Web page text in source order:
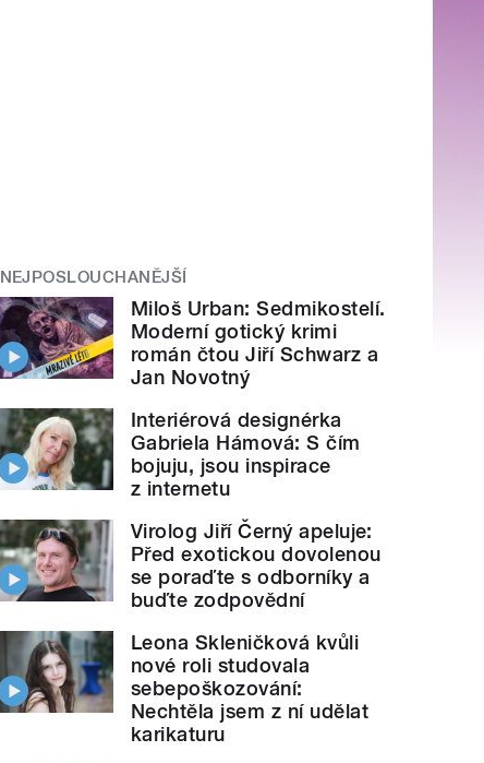
NEJPOSLOUCHANĚJŠÍ
Miloš Urban: Sedmikostelí.
Moderní gotický krimi
román čtou Jiří Schwarz a
Jan Novotný
Interiérová designérka
Gabriela Hámová: S čím
bojuju, jsou inspirace
z internetu
Virolog Jiří Černý apeluje:
Před exotickou dovolenou
se poraďte s odborníky a
buďte zodpovědní
Leona Skleničková kvůli
nové roli studovala
sebepoškozování:
Nechtěla jsem z ní udělat
karikaturu